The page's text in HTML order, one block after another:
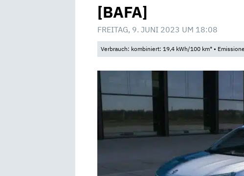
[BAFA]
FREITAG, 9. JUNI 2023 UM 18:08
Verbrauch: kombiniert: 19,4 kWh/100 km* •